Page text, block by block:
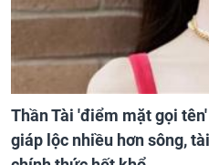
Thần Tài 'điểm mặt gọi
giáp lộc nhiều hơn sông,